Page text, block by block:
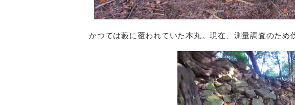
かつては藪に覆われていた本丸。現在、測量調査のため